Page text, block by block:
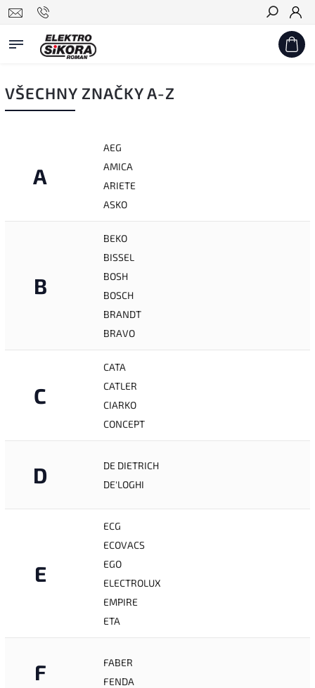
Hledat
VŠECHNY ZNAČKY A-Z
A
AEG
AMICA
ARIETE
ASKO
B
BEKO
BISSEL
BOSH
BOSCH
BRANDT
BRAVO
C
CATA
CATLER
CIARKO
CONCEPT
D
DE DIETRICH
DE'LOGHI
E
ECG
ECOVACS
EGO
ELECTROLUX
EMPIRE
ETA
F
FABER
FENDA